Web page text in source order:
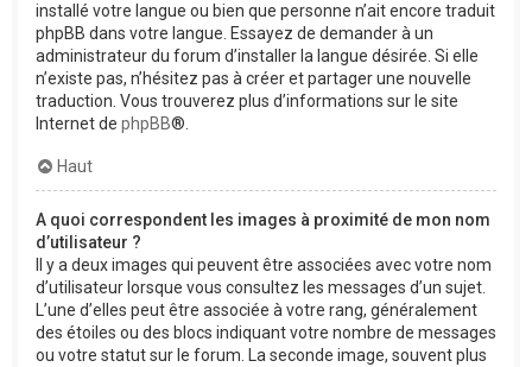
installé votre langue ou bien que personne n’ait encore traduit
phpBB dans votre langue. Essayez de demander à un
administrateur du forum d’installer la langue désirée. Si elle
n’existe pas, n’hésitez pas à créer et partager une nouvelle
traduction. Vous trouverez plus d’informations sur le site
Internet de phpBB®.
Haut
A quoi correspondent les images à proximité de mon nom
d’utilisateur ?
Il y a deux images qui peuvent être associées avec votre nom
d’utilisateur lorsque vous consultez les messages d’un sujet.
L’une d’elles peut être associée à votre rang, généralement
des étoiles ou des blocs indiquant votre nombre de messages
ou votre statut sur le forum. La seconde image, souvent plus